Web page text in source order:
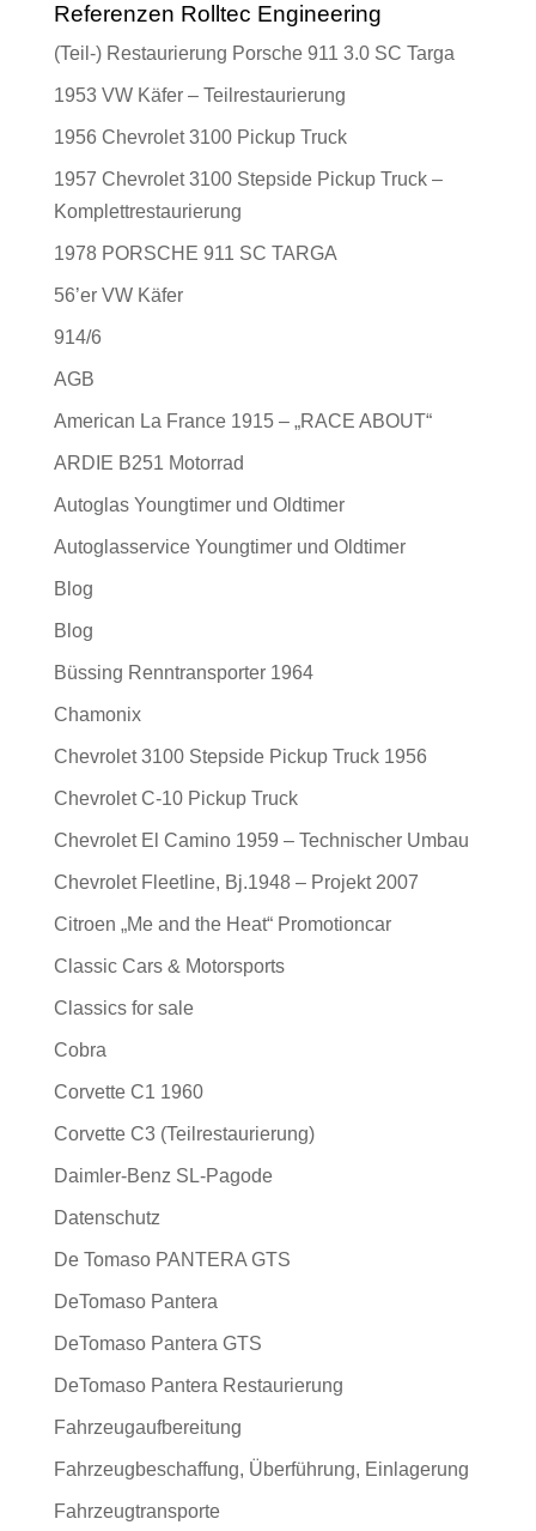
Referenzen Rolltec Engineering
(Teil-) Restaurierung Porsche 911 3.0 SC Targa
1953 VW Käfer – Teilrestaurierung
1956 Chevrolet 3100 Pickup Truck
1957 Chevrolet 3100 Stepside Pickup Truck –
Komplettrestaurierung
1978 PORSCHE 911 SC TARGA
56’er VW Käfer
914/6
AGB
American La France 1915 – „RACE ABOUT“
ARDIE B251 Motorrad
Autoglas Youngtimer und Oldtimer
Autoglasservice Youngtimer und Oldtimer
Blog
Blog
Büssing Renntransporter 1964
Chamonix
Chevrolet 3100 Stepside Pickup Truck 1956
Chevrolet C-10 Pickup Truck
Chevrolet El Camino 1959 – Technischer Umbau
Chevrolet Fleetline, Bj.1948 – Projekt 2007
Citroen „Me and the Heat“ Promotioncar
Classic Cars & Motorsports
Classics for sale
Cobra
Corvette C1 1960
Corvette C3 (Teilrestaurierung)
Daimler-Benz SL-Pagode
Datenschutz
De Tomaso PANTERA GTS
DeTomaso Pantera
DeTomaso Pantera GTS
DeTomaso Pantera Restaurierung
Fahrzeugaufbereitung
Fahrzeugbeschaffung, Überführung, Einlagerung
Fahrzeugtransporte